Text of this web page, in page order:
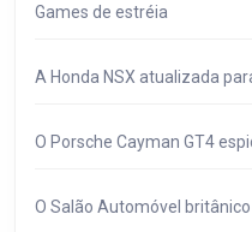
Games de estréia
A Honda NSX atualizada
O Porsche Cayman GT4
O Salão Automóvel